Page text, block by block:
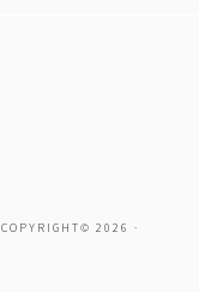
COPYRIGHT© 2026 ·